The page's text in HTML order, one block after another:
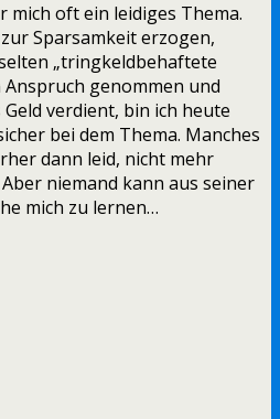
mich oft ein leidiges Thema.
Sparsamkeit erzogen,
„tringkeldbehaftete
genommen und
verdient, bin ich heute
bei dem Thema. Manches
dann leid, nicht mehr
niemand kann aus seiner
mich zu lernen…